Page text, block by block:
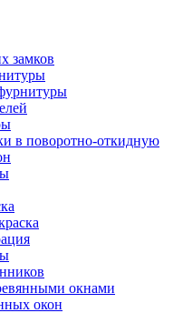
замков
в поворотно-откидную
окнами
окон